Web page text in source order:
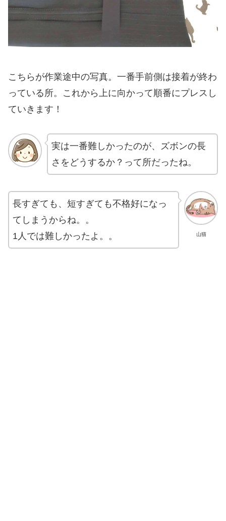
こちらが作業途中の写真。一番手前側は接着が終わ
っている所。これから上に向かって順番にプレスし
ていきます！
実は一番難しかったのが、ズボンの長
さをどうするか？って所だったね。
山猫
長すぎても、短すぎても不格好になっ
てしまうからね。。
1人では難しかったよ。。